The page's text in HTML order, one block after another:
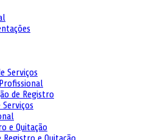
Serviços
de Registro
Serviços
e Quitação